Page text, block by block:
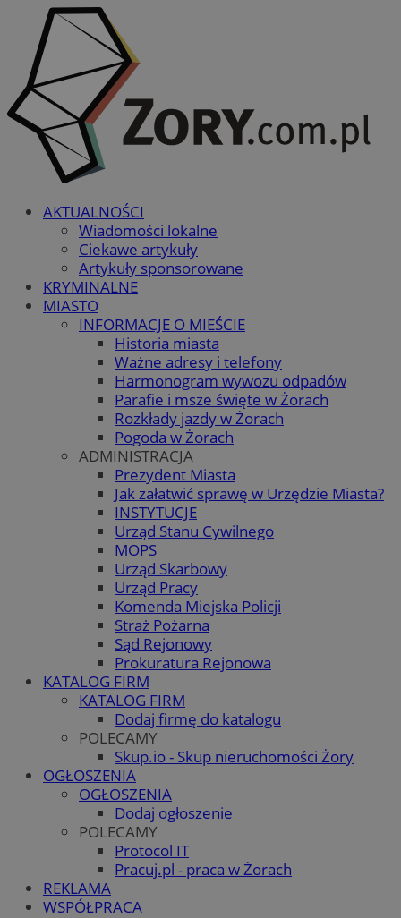
AKTUALNOŚCI
Wiadomości lokalne
Ciekawe artykuły
Artykuły sponsorowane
KRYMINALNE
MIASTO
INFORMACJE O MIEŚCIE
Historia miasta
Ważne adresy i telefony
Harmonogram wywozu odpadów
Parafie i msze święte w Żorach
Rozkłady jazdy w Żorach
Pogoda w Żorach
ADMINISTRACJA
Prezydent Miasta
Jak załatwić sprawę w Urzędzie Miasta?
INSTYTUCJE
Urząd Stanu Cywilnego
MOPS
Urząd Skarbowy
Urząd Pracy
Komenda Miejska Policji
Straż Pożarna
Sąd Rejonowy
Prokuratura Rejonowa
KATALOG FIRM
KATALOG FIRM
Dodaj firmę do katalogu
POLECAMY
Skup.io - Skup nieruchomości Żory
OGŁOSZENIA
OGŁOSZENIA
Dodaj ogłoszenie
POLECAMY
Protocol IT
Pracuj.pl - praca w Żorach
REKLAMA
WSPÓŁPRACA